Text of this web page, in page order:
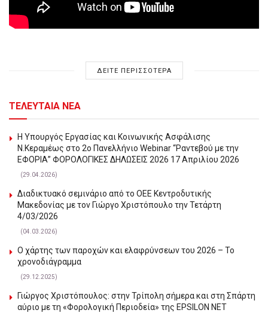
ΔΕΙΤΕ ΠΕΡΙΣΣΟΤΕΡΑ
ΤΕΛΕΥΤΑΙΑ ΝΕΑ
Η Υπουργός Εργασίας και Κοινωνικής Ασφάλισης
Ν.Κεραμέως στο 2o Πανελλήνιο Webinar “Ραντεβού με την
ΕΦΟΡΙΑ” ΦΟΡΟΛΟΓΙΚΕΣ ΔΗΛΩΣΕΙΣ 2026 17 Απριλίου 2026
(29.04.2026)
Διαδικτυακό σεμινάριο από το ΟΕΕ Κεντροδυτικής
Μακεδονίας με τον Γιώργο Χριστόπουλο την Τετάρτη
4/03/2026
(04.03.2026)
Ο χάρτης των παροχών και ελαφρύνσεων του 2026 – Το
χρονοδιάγραμμα
(29.12.2025)
Γιώργος Χριστόπουλος: στην Τρίπολη σήμερα και στη Σπάρτη
αύριο με τη «Φορολογική Περιοδεία» της EPSILON NET